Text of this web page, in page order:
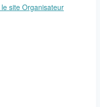
le site Organisateur